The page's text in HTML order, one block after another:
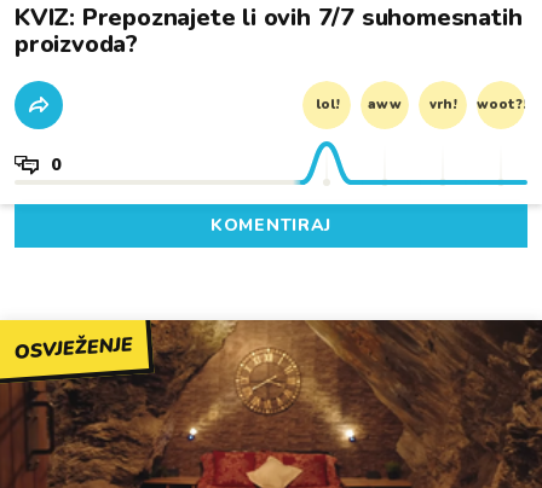
KVIZ: Prepoznajete li ovih 7/7 suhomesnatih
proizvoda?
lol! aww vrh! woot?!
0
KOMENTIRAJ
OSVJEŽENJE